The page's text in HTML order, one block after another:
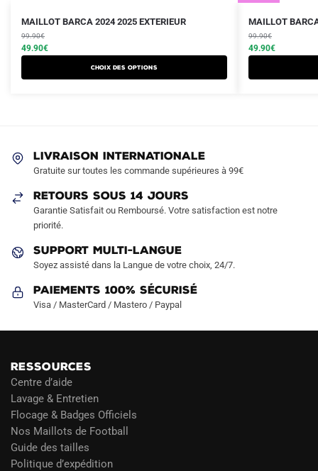
MAILLOT BARCA 2024 2025 EXTERIEUR
99.90€
Le
prix
initial
était :
49.90€
Le
prix
actuel
est :
Choix des options
Ce
produit
a
être
choisies
sur
page
produit
MAILLOT
99.90€
Le
prix
initial
était :
49.90€
Le
prix
actuel
est :
Ce
produit
a
la
LIVRAISON INTERNATIONALE
Gratuite sur toutes les commande supérieures à 99€
RETOURS SOUS 14 JOURS
Garantie Satisfait ou Remboursé. Votre satisfaction est notre
priorité.
SUPPORT MULTI-LANGUE
Soyez assisté dans la Langue de votre choix, 24/7.
Paiements 100% Sécurisé
Visa / MasterCard / Mastero / Paypal
RESSOURCES
Centre d’aide
Lavage & Entretien
Flocage & Badges Officiels
Nos Maillots de Football
Guide des tailles
Politique d’expédition